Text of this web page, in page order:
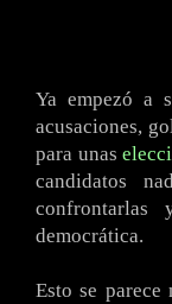
Ya empezó a
acusaciones,
para unas
candidatos
democrática.
Esto se parece